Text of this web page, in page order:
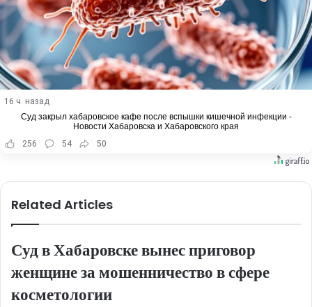
16 ч. назад
Суд закрыл хабаровское кафе после вспышки кишечной инфекции -
Новости Хабаровска и Хабаровского края
256
54 50
Related Articles
Суд в Хабаровске вынес приговор
женщине за мошенничество в сфере
косметологии